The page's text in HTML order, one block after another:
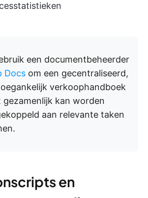
een documentbeheerder
Docs om een gecentraliseerd,
verkoophandboek
gezamenlijk kan worden
aan relevante taken
en